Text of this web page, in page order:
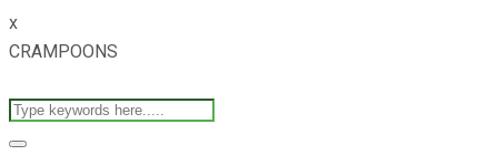
x
CRAMPOONS